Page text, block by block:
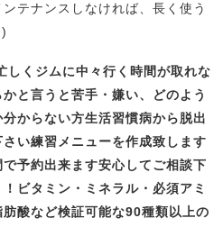
テナンスしなければ、長く使う
しくジムに中々行く時間が取れな
と言うと苦手・嫌い、どのよう
分からない方生活習慣病から脱出
さい練習メニューを作成致します
予約出来ます安心してご相談下
ビタミン・ミネラル・必須アミ
酸など検証可能な90種類以上の